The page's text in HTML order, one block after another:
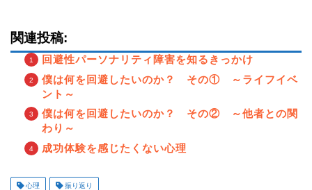
関連投稿:
回避性パーソナリティ障害を知るきっかけ
僕は何を回避したいのか？ その① ～ライフイベ
ント～
僕は何を回避したいのか？ その② ～他者との関
わり～
成功体験を感じたくない心理
心理 振り返り